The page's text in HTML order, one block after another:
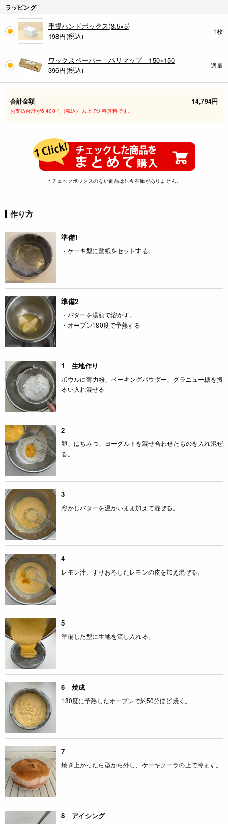
ラッピング
手提ハンドボックス(3.5×5)
198円(税込)
1枚
ワックスペーパー パリマップ 150×150
396円(税込)
適量
合計金額 14,794円
お支払合計が6,400円（税込）以上で送料無料です。
＊チェックボックスのない商品は只今在庫がありません。
作り方
準備1
・ケーキ型に敷紙をセットする。
準備2
・バターを湯煎で溶かす。
・オーブン180度で予熱する
1 生地作り
ボウルに薄力粉、ベーキングパウダー、グラニュー糖を振
るい入れ混ぜる
2
卵、はちみつ、ヨーグルトを混ぜ合わせたものを入れ混ぜ
る。
3
溶かしバターを温かいまま加えて混ぜる。
4
レモン汁、すりおろしたレモンの皮を加え混ぜる。
5
準備した型に生地を流し入れる。
6 焼成
180度に予熱したオーブンで約50分ほど焼く。
7
焼き上がったら型から外し、ケーキクーラの上で冷ます。
8 アイシング